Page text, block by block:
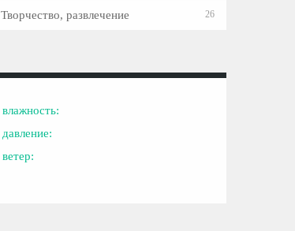
Творчество, развлечение 26
влажность:
давление:
ветер: